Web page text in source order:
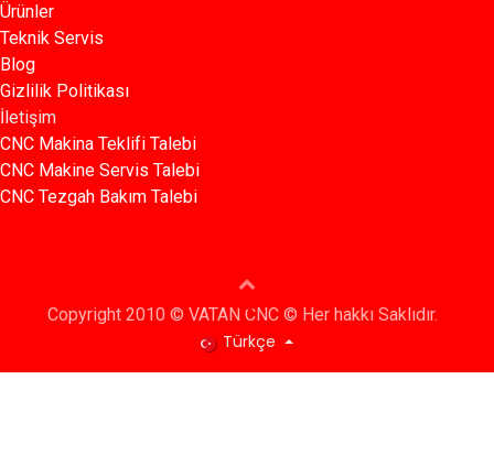
Ürünler​
Teknik Servis
Blog​​
Gizlilik Politikası​​
İletişim
CNC Makina Teklifi Talebi
CNC Makine Servis Talebi
CNC Tezgah Bakım Talebi
Copyright 2010 © VATAN CNC © Her hakkı Saklıdır.
Türkçe